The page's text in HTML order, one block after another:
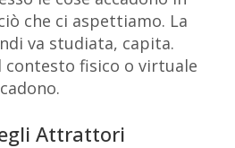
che ci aspettiamo. La
va studiata, capita.
contesto fisico o virtuale
Attrattori